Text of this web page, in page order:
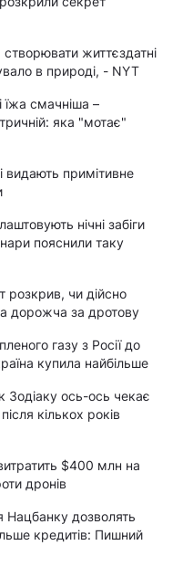
життєздатні
в природі, - NYT
їжа смачніша –
яка "мотає"
видають примітивне
нічні забіги
пояснили таку
розкрив, чи дійсно
дорожча за дротову
газу з Росії до
купила найбільше
Зодіаку ось-ось чекає
кількох років
$400 млн на
дронів
Нацбанку дозволять
кредитів: Пишний